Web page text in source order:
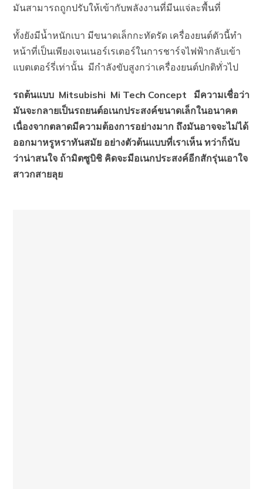
มันสามารถถูกปรับให้เข้ากับพลังงานที่มีนแจ่ละพื้นที่
ทั้งยังมีน้ำหนักเบา มีขนาดเล็กกะทัดรัด เครื่องยนต์ตัวนี้ทำ
หน้าที่เป็นเพียงเจนเนอร์เรเตอร์ในการชาร์จไฟฟ้ากลับเข้า
แบตเตอร์รี่เท่านั้น มีกำลังขับสูงกว่าเครื่องยนต์ปกติทั่วไป
รถต้นแบบ Mitsubishi Mi Tech Concept มีความเชื่อว่า
มันจะกลายเป็นรถยนต์อเนกประสงค์ขนาดเล็กในอนาคต
เนื่องจากตลาดมีความต้องการอย่างมาก ถึงมันอาจจะไม่ได้
ออกมาหรูหราทันสมัย อย่างตัวต้นแบบที่เราเห็น ทว่าก็นับ
ว่าน่าสนใจ ถ้ามิตซูบิชิ คิดจะมีอเนกประสงค์อีกสักรุ่นเอาใจ
สาวกสายลุย